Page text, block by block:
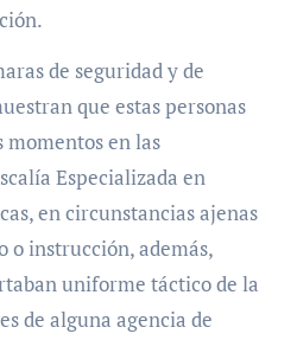
de seguridad y de
que estas personas
en las
Especializada en
en circunstancias ajenas
o instrucción, además,
uniforme táctico de la
de alguna agencia de